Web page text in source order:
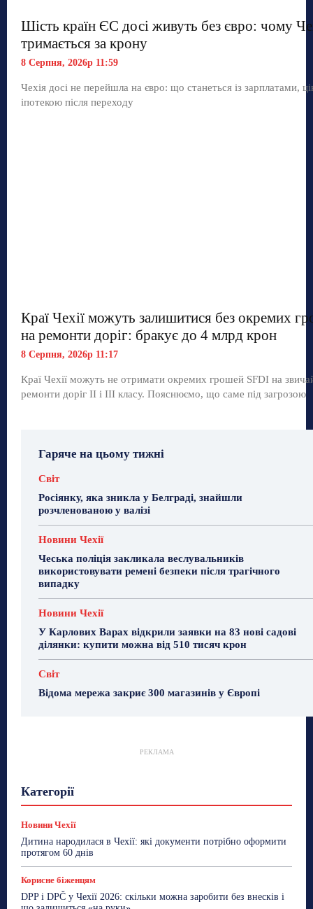
Шість країн ЄС досі живуть без євро: чому
тримається за крону
8 Серпня, 2026р 11:59
Чехія досі не перейшла на євро: що станеться із зарплатами,
іпотекою після переходу
Краї Чехії можуть залишитися без окремих
на ремонти доріг: бракує до 4 млрд крон
8 Серпня, 2026р 11:17
Краї Чехії можуть не отримати окремих грошей SFDI на
ремонти доріг II і III класу. Пояснюємо, що саме під загрозою
Гаряче на цьому тижні
Світ
Росіянку, яка зникла у Белграді, знайшли
розчленованою у валізі
Новини Чехії
Чеська поліція закликала веслувальників
використовувати ремені безпеки після трагічного
випадку
Новини Чехії
У Карлових Варах відкрили заявки на 83 нові садові
ділянки: купити можна від 510 тисяч крон
Світ
Відома мережа закриє 300 магазинів у Європі
РЕКЛАМА
Категорії
Новини Чехії
Робота
Сад та город Світ
ТехноМанія
Топ-новини Фоторепортаж
Новини Чехії
Дитина народилася в Чехії: які документи потрібно оформити
протягом 60 днів
Корисне біженцям
DPP і DPČ у Чехії 2026: скільки можна заробити без внесків і